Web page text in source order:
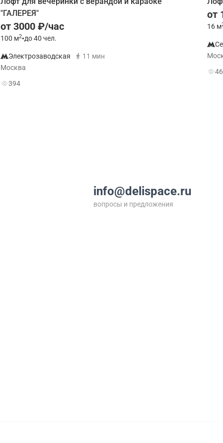
"ГАЛЕРЕЯ"
от 3000 ₽/час
100 м2•до 40 чел.
Электрозаводская
11 мин
Москва
394
от
16 м
info@delispace.ru
вопросы и предложения